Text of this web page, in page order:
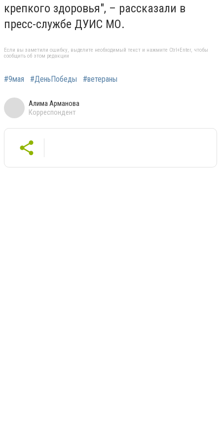
крепкого здоровья", – рассказали в
пресс-службе ДУИС МО.
Если вы заметили ошибку, выделите необходимый текст и нажмите Ctrl+Enter, чтобы
сообщить об этом редакции
#9мая #ДеньПобеды #ветераны
Алима Арманова
Корреспондент